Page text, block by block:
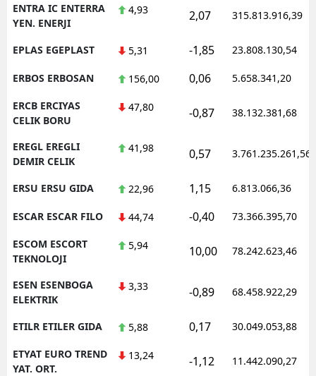
ENTRA IC ENTERRA
YEN. ENERJI
4,93 2,07 315.813.916,39
EPLAS EGEPLAST 5,31 -1,85 23.808.130,54
ERBOS ERBOSAN 156,00 0,06 5.658.341,20
ERCB ERCIYAS
CELIK BORU
47,80 -0,87 38.132.381,68
EREGL EREGLI
DEMIR CELIK
41,98 0,57 3.761.235.261,56
ERSU ERSU GIDA 22,96 1,15 6.813.066,36
ESCAR ESCAR FILO 44,74 -0,40 73.366.395,70
ESCOM ESCORT
TEKNOLOJI
5,94 10,00 78.242.623,46
ESEN ESENBOGA
ELEKTRIK
3,33 -0,89 68.458.922,29
ETILR ETILER GIDA 5,88 0,17 30.049.053,88
ETYAT EURO TREND
YAT. ORT.
13,24 -1,12 11.442.090,27